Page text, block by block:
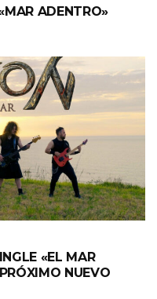
ADENTRO»
«EL MAR
NUEVO